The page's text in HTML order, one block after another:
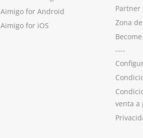
Aimigo for Android
Aimigo for iOS
Partner
Zona
----
venta a